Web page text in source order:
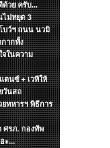
ด้วย ครับ...
ไม่หยุด 3
บว์ฯ ถนน นวมิ
ากทั้ง
จในความ
ดนซ์ + เวทีให้
วันสถ
ทหารฯ พิธีการ
ศรภ. กองทัพ
ะ...